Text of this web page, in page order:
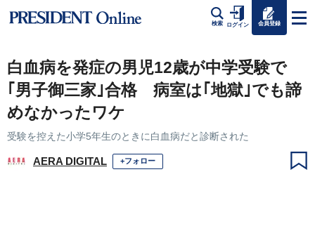
検索 ログイン 会員登録
白血病を発症の男児12歳が中学受験で
｢男子御三家｣合格 病室は｢地獄｣でも諦
めなかったワケ
受験を控えた小学5年生のときに白血病だと診断された
AERA DIGITAL +フォロー